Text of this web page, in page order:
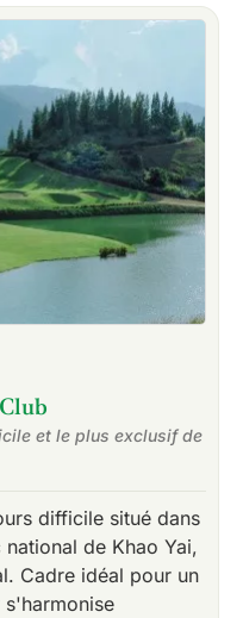
et le plus exclusif de
difficile situé dans
de Khao Yai,
Cadre idéal pour un